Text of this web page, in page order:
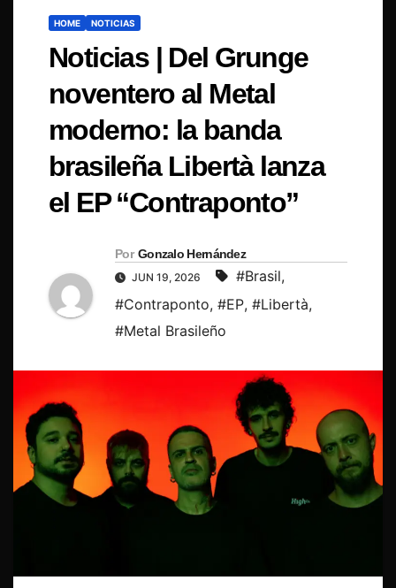
HOME NOTICIAS
Noticias | Del Grunge
noventero al Metal
moderno: la banda
brasileña Libertà lanza
el EP “Contraponto”
Por Gonzalo Hernández
JUN 19, 2026 #Brasil,
#Contraponto, #EP, #Libertà,
#Metal Brasileño